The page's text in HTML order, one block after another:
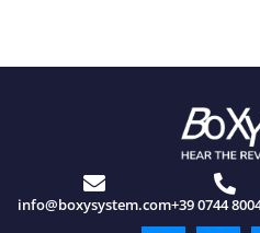
info@boxysystem.com+39 0744